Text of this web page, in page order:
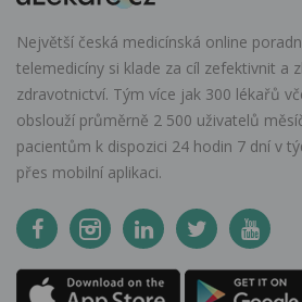
Největší česká medicínská online
telemedicíny si klade za cíl zefektivnit a
zdravotnictví. Tým více jak 300 lékařů
obslouží průměrně 2 500 uživatelů
pacientům k dispozici 24 hodin 7 dní v
přes mobilní aplikaci.